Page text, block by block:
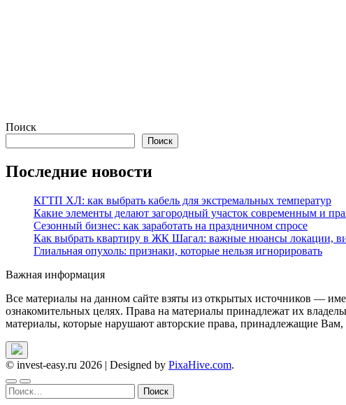
Поиск
Поиск
Последние новости
КГТП ХЛ: как выбрать кабель для экстремальных температур
Какие элементы делают загородный участок современным и
Сезонный бизнес: как заработать на праздничном спросе
Как выбрать квартиру в ЖК Шагал: важные нюансы локации,
Глиальная опухоль: признаки, которые нельзя игнорировать
Важная информация
Все материалы на данном сайте взяты из открытых источников —
ознакомительных целях. Права на материалы принадлежат их
материалы, которые нарушают авторские права, принадлежащие
© invest-easy.ru 2026 | Designed by PixaHive.com.
Найти: